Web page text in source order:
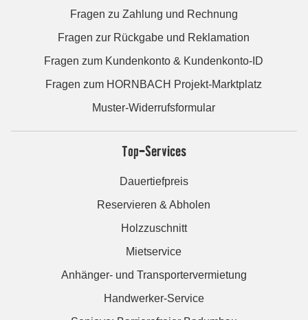
Fragen zu Zahlung und Rechnung
Fragen zur Rückgabe und Reklamation
Fragen zum Kundenkonto & Kundenkonto-ID
Fragen zum HORNBACH Projekt-Marktplatz
Muster-Widerrufsformular
Top-Services
Dauertiefpreis
Reservieren & Abholen
Holzzuschnitt
Mietservice
Anhänger- und Transportervermietung
Handwerker-Service